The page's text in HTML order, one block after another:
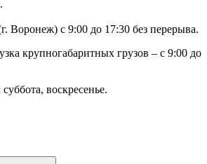
Воронеж) с 9:00 до 17:30 без перерыва.
крупногабаритных грузов – с 9:00 до
воскресенье.